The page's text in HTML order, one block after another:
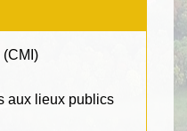
aux lieux publics